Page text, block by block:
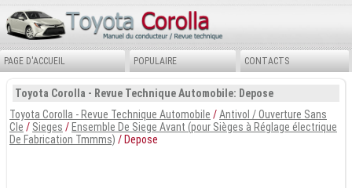
PAGE D'ACCUEIL POPULAIRE CONTACTS
Toyota Corolla - Revue Technique Automobile: Depose
Toyota Corolla - Revue Technique Automobile /Antivol / Ouverture Sans
Cle / Sieges /Ensemble De Siege Avant (pour Sièges à Réglage électrique
De Fabrication Tmmms) / Depose